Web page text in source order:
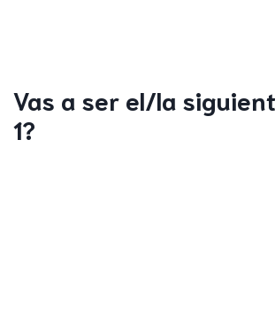
Vas a ser el/la
1?